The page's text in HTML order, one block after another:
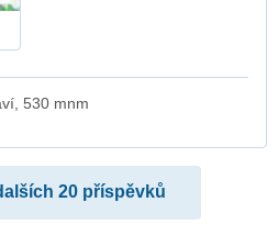
530 mnm
20 příspěvků